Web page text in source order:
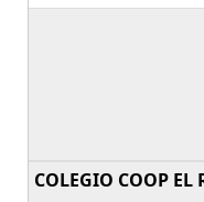
COLEGIO COOP EL